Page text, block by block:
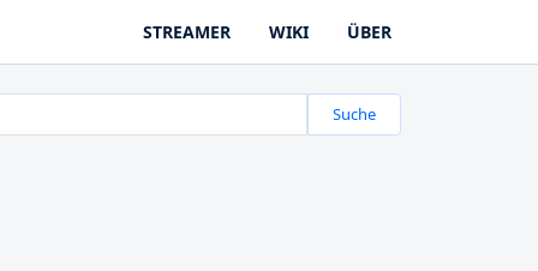
STREAMER WIKI ÜBER
Suche